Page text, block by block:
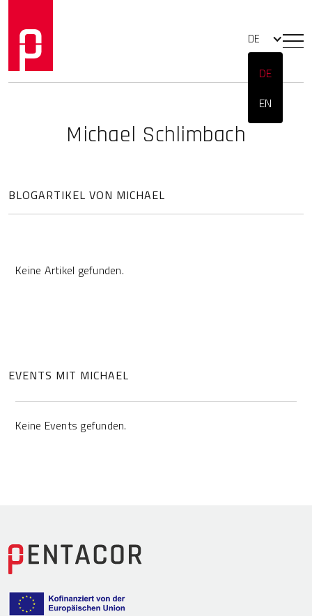
DE
DE
EN
Michael Schlimbach
BLOGARTIKEL VON MICHAEL
Keine Artikel gefunden.
EVENTS MIT MICHAEL
Keine Events gefunden.